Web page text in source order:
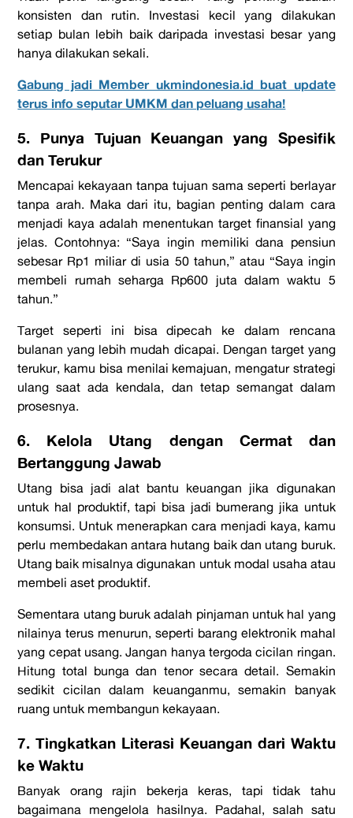
konsisten dan rutin. Investasi kecil yang dilakukan
setiap bulan lebih baik daripada investasi besar yang
hanya dilakukan sekali.
Gabung jadi Member ukmindonesia.id buat update
terus info seputar UMKM dan peluang usaha!
5. Punya Tujuan Keuangan yang Spesifik
dan Terukur
Mencapai kekayaan tanpa tujuan sama seperti berlayar
tanpa arah. Maka dari itu, bagian penting dalam cara
menjadi kaya adalah menentukan target finansial yang
jelas. Contohnya: “Saya ingin memiliki dana pensiun
sebesar Rp1 miliar di usia 50 tahun,” atau “Saya ingin
membeli rumah seharga Rp600 juta dalam waktu 5
tahun.”
Target seperti ini bisa dipecah ke dalam rencana
bulanan yang lebih mudah dicapai. Dengan target yang
terukur, kamu bisa menilai kemajuan, mengatur strategi
ulang saat ada kendala, dan tetap semangat dalam
prosesnya.
6. Kelola Utang dengan Cermat dan
Bertanggung Jawab
Utang bisa jadi alat bantu keuangan jika digunakan
untuk hal produktif, tapi bisa jadi bumerang jika untuk
konsumsi. Untuk menerapkan cara menjadi kaya, kamu
perlu membedakan antara hutang baik dan utang buruk.
Utang baik misalnya digunakan untuk modal usaha atau
membeli aset produktif.
Sementara utang buruk adalah pinjaman untuk hal yang
nilainya terus menurun, seperti barang elektronik mahal
yang cepat usang. Jangan hanya tergoda cicilan ringan.
Hitung total bunga dan tenor secara detail. Semakin
sedikit cicilan dalam keuanganmu, semakin banyak
ruang untuk membangun kekayaan.
7. Tingkatkan Literasi Keuangan dari Waktu
ke Waktu
Banyak orang rajin bekerja keras, tapi tidak tahu
bagaimana mengelola hasilnya. Padahal, salah satu